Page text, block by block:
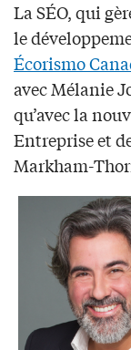
La SÉO, qui
le
Écorismo
avec Mélanie
qu’avec la
Entreprise et
Markham-